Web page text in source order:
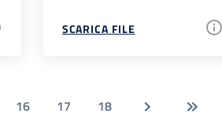
SCARICA FILE
16 17 18